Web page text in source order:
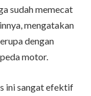
sudah memecat
mengatakan
dengan
motor.
ini sangat efektif